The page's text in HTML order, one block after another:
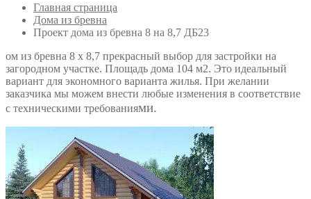
Главная страница
Дома из бревна
Проект дома из бревна 8 на 8,7 ДБ23
ом из бревна 8 х 8,7 прекрасный выбор для застройки на
загородном участке. Площадь дома 104 м2. Это идеальный
вариант для экономного варианта жилья. При желании
заказчика мы можем внести любые изменения в соответствие
с техническими требованиями.